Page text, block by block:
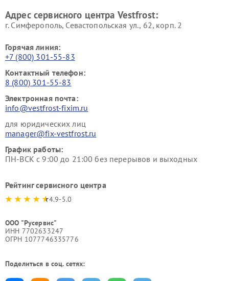
Адрес сервисного центра Vestfrost:
г. Симферополь, Севастопольская ул., 62, корп. 2
Горячая линия:
+7 (800) 301-55-83
Контактный телефон:
8 (800) 301-55-83
Электронная почта:
info@vestfrost-fixim.ru
для юридических лиц
manager@fix-vestfrost.ru
График работы:
ПН-ВСК с 9:00 до 21:00 без перерывов и выходных
Рейтинг сервисного центра
4.9-5.0
ООО "Русервис"
ИНН 7702633247
ОГРН 1077746335776
Поделиться в соц. сетях: